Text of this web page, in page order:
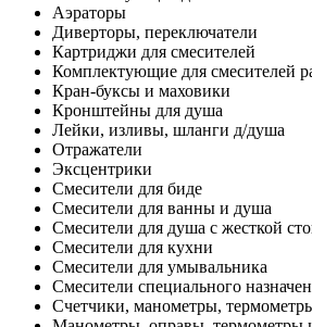
Аэраторы
Диверторы, переключатели
Картриджи для смесителей
Комплектующие для смесителей
Кран-буксы и маховики
Кронштейны для душа
Лейки, изливы, шланги д/душа
Отражатели
Эксцентрики
Смесители для биде
Смесители для ванны и душа
Смесители для душа с жесткой
Смесители для кухни
Смесители для умывальника
Смесители специального
Счетчики, манометры,